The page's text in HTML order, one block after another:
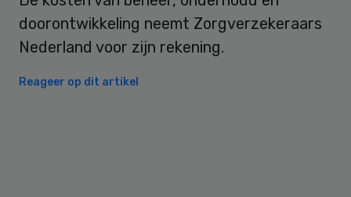
doorontwikkeling neemt Zorgverzekeraars
Nederland voor zijn rekening.
Reageer op dit artikel